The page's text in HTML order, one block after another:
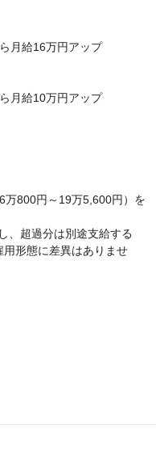
月給16万円アップ
月給10万円アップ
800円～19万5,600円）を
、超過分は別途支給する
形態に差異はありませ